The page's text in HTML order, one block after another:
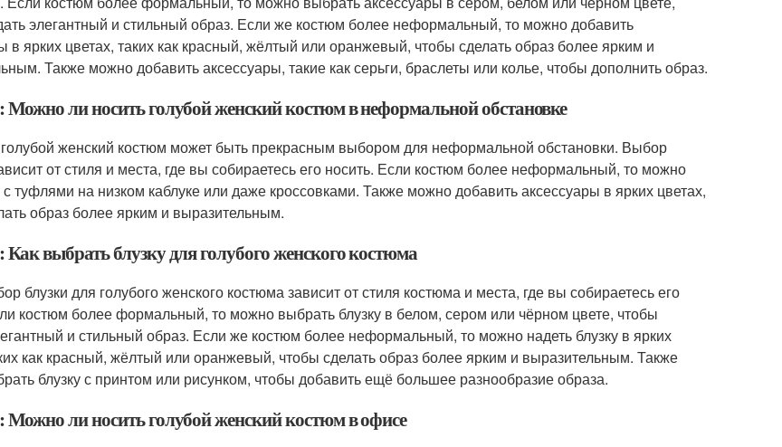
элегантный и стильный образ. Если же костюм более неформальный, то можно добавить
в ярких цветах, таких как красный, жёлтый или оранжевый, чтобы сделать образ более ярким и
Также можно добавить аксессуары, такие как серьги, браслеты или колье, чтобы дополнить образ.
Можно ли носить голубой женский костюм в неформальной обстановке
женский костюм может быть прекрасным выбором для неформальной обстановки. Выбор
от стиля и места, где вы собираетесь его носить. Если костюм более неформальный, то можно
с туфлями на низком каблуке или даже кроссовками. Также можно добавить аксессуары в ярких цветах,
образ более ярким и выразительным.
Как выбрать блузку для голубого женского костюма
блузки для голубого женского костюма зависит от стиля костюма и места, где вы собираетесь его
костюм более формальный, то можно выбрать блузку в белом, сером или чёрном цвете, чтобы
и стильный образ. Если же костюм более неформальный, то можно надеть блузку в ярких
как красный, жёлтый или оранжевый, чтобы сделать образ более ярким и выразительным. Также
блузку с принтом или рисунком, чтобы добавить ещё большее разнообразие образа.
Можно ли носить голубой женский костюм в офисе